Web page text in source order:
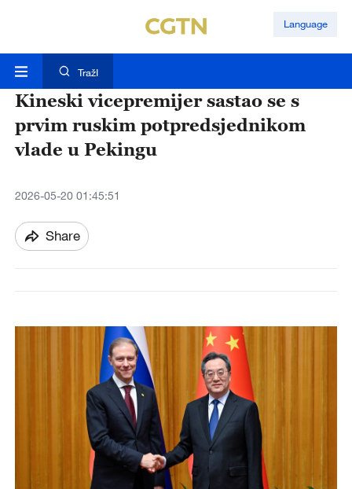
Language
TražI
Kineski vicepremijer sastao se s
prvim ruskim potpredsjednikom
vlade u Pekingu
2026-05-20 01:45:51
Share